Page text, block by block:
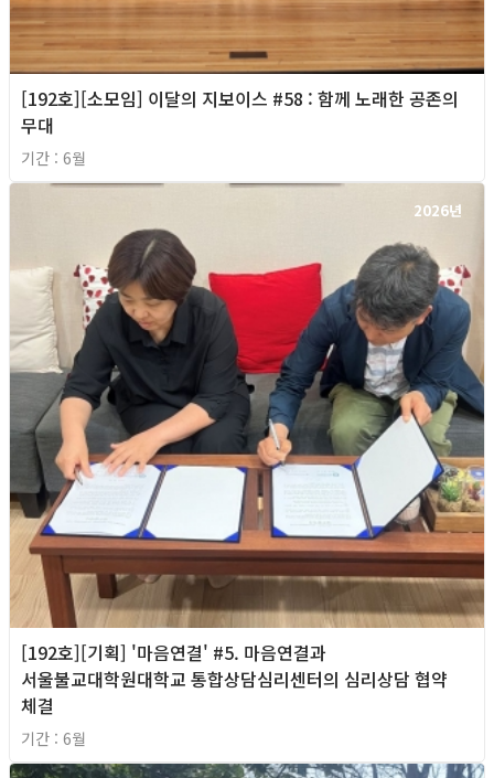
[192호][소모임] 이달의 지보이스 #58 : 함께 노래한 공존의
무대
기간 : 6월
2026년
[192호][기획] '마음연결' #5. 마음연결과
서울불교대학원대학교 통합상담심리센터의 심리상담 협약
체결
기간 : 6월